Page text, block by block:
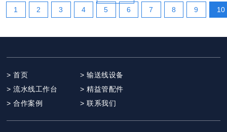
1
2 3 4 5 6 7 8 9 10
> 首页
> 输送线设备
> 流水线工作台
> 精益管配件
> 合作案例
> 联系我们